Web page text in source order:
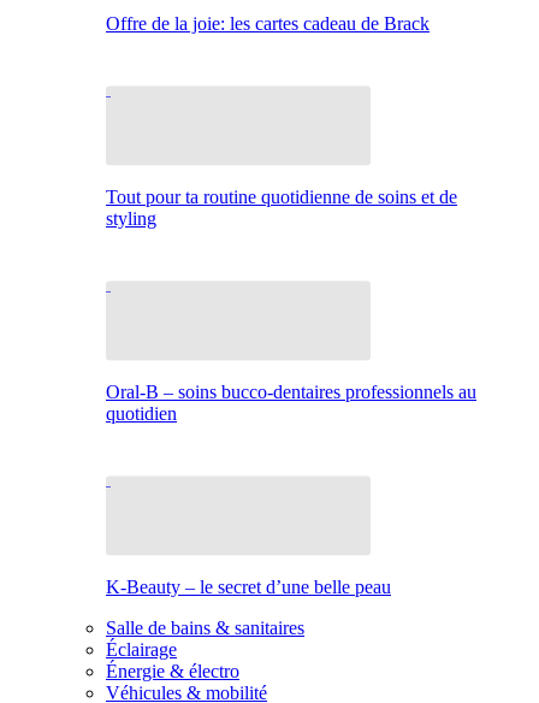
Offre de la joie: les cartes cadeau de Brack
Tout pour ta routine quotidienne de soins et de
styling
Oral-B – soins bucco-dentaires professionnels au
quotidien
K-Beauty – le secret d’une belle peau
Salle de bains & sanitaires
Éclairage
Énergie & électro
Véhicules & mobilité